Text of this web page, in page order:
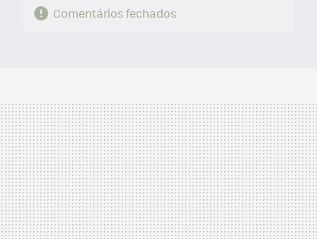
Comentários fechados